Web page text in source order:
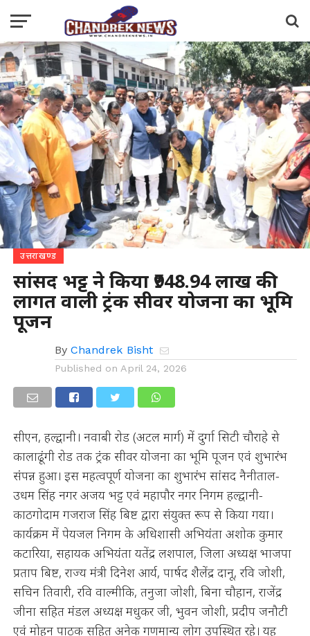
उत्तराखण्ड
सांसद भट्ट ने किया ₹948.94 लाख की
लागत वाली ट्रंक सीवर योजना का भूमि
पूजन
By Chandrek Bisht
Published on April 24, 2026
सीएन, हल्द्वानी। नवाबी रोड (अटल मार्ग) में दुर्गा सिटी चौराहे से
कालाढूंगी रोड तक ट्रंक सीवर योजना का भूमि पूजन एवं शुभारंभ
संपन्न हुआ। इस महत्वपूर्ण योजना का शुभारंभ सांसद नैनीताल-
उधम सिंह नगर अजय भट्ट एवं महापौर नगर निगम हल्द्वानी-
काठगोदाम गजराज सिंह बिष्ट द्वारा संयुक्त रूप से किया गया।
कार्यक्रम में पेयजल निगम के अधिशासी अभियंता अशोक कुमार
कटारिया, सहायक अभियंता यतेंद्र लशपाल, जिला अध्यक्ष भाजपा
प्रताप बिष्ट, राज्य मंत्री दिनेश आर्य, पार्षद शैलेंद्र दानू, रवि जोशी,
सचिन तिवारी, रवि वाल्मीकि, तनुजा जोशी, बिना चौहान, राजेंद्र
जीना सहित मंडल अध्यक्ष मधुकर जी, भुवन जोशी, प्रदीप जनौटी
एवं मोहन पाठक सहित अनेक गणमान्य लोग उपस्थित रहे। यह